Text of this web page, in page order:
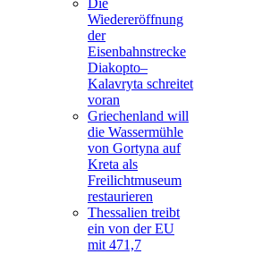
Die
Wiedereröffnung
der
Eisenbahnstrecke
Diakopto–
Kalavryta schreitet
voran
Griechenland will
die Wassermühle
von Gortyna auf
Kreta als
Freilichtmuseum
restaurieren
Thessalien treibt
ein von der EU
mit 471,7